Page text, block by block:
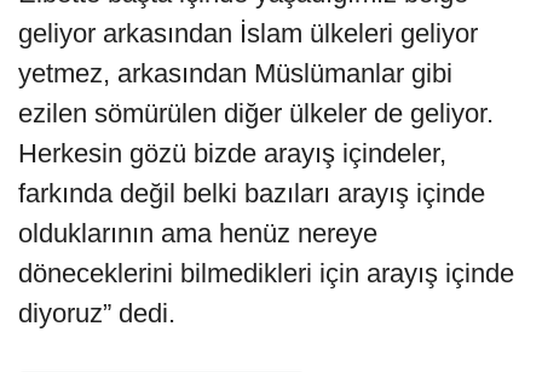
geliyor arkasından İslam ülkeleri geliyor
yetmez, arkasından Müslümanlar gibi
ezilen sömürülen diğer ülkeler de geliyor.
Herkesin gözü bizde arayış içindeler,
farkında değil belki bazıları arayış içinde
olduklarının ama henüz nereye
döneceklerini bilmedikleri için arayış içinde
diyoruz” dedi.